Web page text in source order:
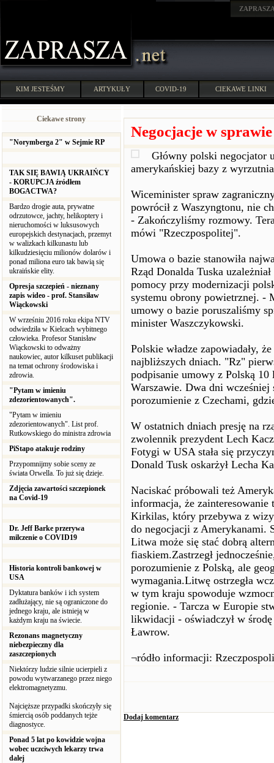
KIM JESTEŚMY ARTYKUŁY COVID-19 CIEKAWE LINKI
Ciekawe strony
"Norymberga 2" w Sejmie RP
TAK SIĘ BAWIĄ UKRAIŃCY
- KORUPCJA źródłem
BOGACTWA?
Bardzo drogie auta, prywatne
odrzutowce, jachty, helikoptery i
nieruchomości w luksusowych
europejskich destynacjach, przemyt
w walizkach kilkunastu lub
kilkudziesięciu milionów dolarów i
ponad miliona euro tak bawią się
ukraińskie elity.
Opresja szczepień - nieznany
zapis wideo - prof. Stansiław
Wiąckowski
W wrześniu 2016 roku ekipa NTV
odwiedziła w Kielcach wybitnego
człowieka. Profesor Stanisław
Wiąckowski to odważny
naukowiec, autor kilkuset publikacji
na temat ochrony środowiska i
zdrowia.
"Pytam w imieniu
zdezorientowanych".
"Pytam w imieniu
zdezorientowanych". List prof.
Rutkowskiego do ministra zdrowia
PiStapo atakuje rodziny
Przypomnijmy sobie sceny ze
świata Orwella. To już się dzieje.
Zdjęcia zawartości szczepionek
na Covid-19
Dr. Jeff Barke przerywa
milczenie o COVID19
Historia kontroli bankowej w
USA
Dyktatura banków i ich system
zadłużający, nie są ograniczone do
jednego kraju, ale istnieją w
każdym kraju na świecie.
Rezonans magnetyczny
niebezpieczny dla
zaszczepionych
Niektórzy ludzie silnie ucierpieli z
powodu wytwarzanego przez niego
elektromagnetyzmu.
Najcięższe przypadki skończyły się
śmiercią osób poddanych tejże
diagnostyce.
Ponad 5 lat po kowidzie wojna
wobec uczciwych lekarzy trwa
dalej
Negocjacje w
Główny polski negocjator
amerykańskiej bazy z
Wiceminister spraw
powrócił z Waszyngtonu, nie
- Zakończyliśmy rozmowy.
mówi "Rzeczpospolitej".
Umowa o bazie stanowiła
Rząd Donalda Tuska
pomocy przy modernizacji
systemu obrony powietrznej. -
umowy o bazie poruszaliśmy
minister Waszczykowski.
Polskie władze zapowiadały,
najbliższych dniach. "Rz"
podpisanie umowy z Polską
Warszawie. Dwa dni
porozumienie z Czechami,
W ostatnich dniach presję na
zwolennik prezydent Lech
Fotygi w USA stała się
Donald Tusk oskarżył Lecha
Naciskać próbowali też
informacja, że
Kirkilas, który przebywa z
do negocjacji z Amerykanami.
Litwa może się stać dobrą
fiaskiem.Zastrzegł
porozumienie z Polską, ale
wymagania.Litwę ostrzegła
w tym kraju spowoduje
regionie. - Tarcza w Europie
likwidacji - oświadczył w
Ławrow.
¬ródło informacji:
Dodaj komentarz